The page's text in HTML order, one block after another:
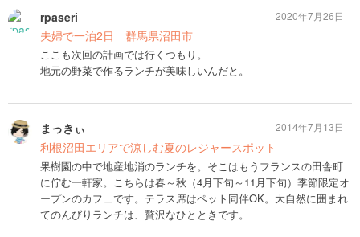
rpaseri
夫婦で一泊2日 群馬県沼田市
ここも次回の計画では行くつもり。
地元の野菜で作るランチが美味しいんだと。
2020年7月26日
まっきぃ
利根沼田エリアで涼しむ夏のレジャースポット
果樹園の中で地産地消のランチを。そこはもうフランスの田舎町
に佇む一軒家。こちらは春～秋（4月下旬～11月下旬）季節限定オ
ープンのカフェです。テラス席はペット同伴OK。大自然に囲まれ
てのんびりランチは、贅沢なひとときです。
2014年7月13日